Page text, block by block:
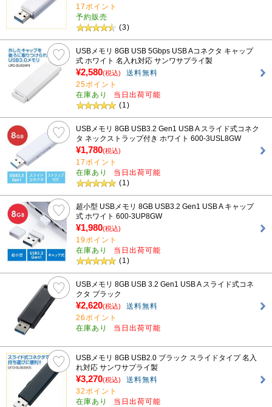
17ポイント
予約販売
(3)
USBメモリ 8GB USB 5Gbps USB Aコネクタ キャップ
式 ホワイト 名入れ対応 サンワサプライ製
¥2,580(税込)
送料無料
25ポイント
在庫あり
当日出荷可能
(1)
USBメモリ 8GB USB3.2 Gen1 USB A スライド式コネク
タ ネックストラップ付き ホワイト 600-3USL8GW
¥1,780(税込)
17ポイント
在庫あり
当日出荷可能
(1)
超小型 USBメモリ 8GB USB3.2 Gen1 USB A キャップ
式 ホワイト 600-3UP8GW
¥1,980(税込)
19ポイント
在庫あり
当日出荷可能
(1)
USBメモリ 8GB USB 3.2 Gen1 USB A スライド式コネ
クタ ブラック
¥2,620(税込)
送料無料
26ポイント
在庫あり
当日出荷可能
USBメモリ 8GB USB2.0 ブラック スライドタイプ 名入
れ対応 サンワサプライ製
¥3,270(税込)
送料無料
32ポイント
在庫あり
当日出荷可能